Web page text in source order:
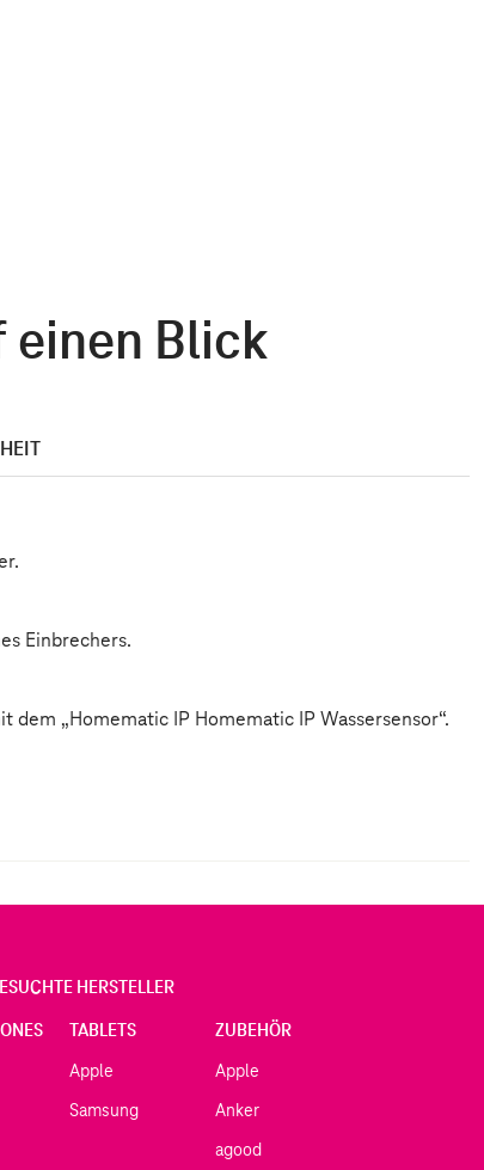
einen Blick
Einbrechers.
„Homematic IP Homematic IP Wassersensor“.
HERSTELLER
TABLETS
Apple
Samsung
ZUBEHÖR
Apple
Anker
agood